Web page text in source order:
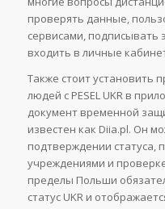
проверять данные,
сервисами, подписывать
входить в личные
Также стоит установить
людей с PESEL UKR в
документ временной
известен как Diia.pl. Он
подтверждении статуса,
учреждениями и
пределы Польши
статус UKR и